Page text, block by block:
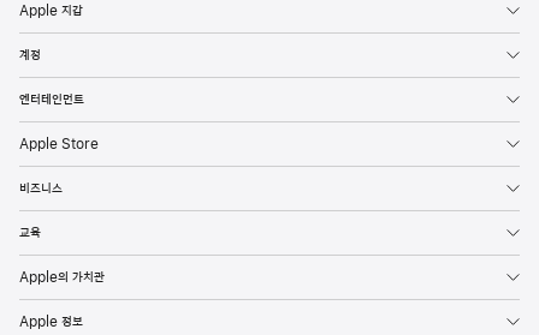
Apple 지갑
계정
엔터테인먼트
Apple Store
비즈니스
교육
Apple의 가치관
Apple 정보